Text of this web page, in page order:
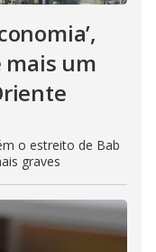
mais um
o estreito de Bab
graves